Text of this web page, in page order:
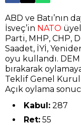
ABD ve Batı’nın
İsveç’in NATO
Parti, MHP, CHP,
Saadet, İYİ,
oyu kullandı.
bırakarak
Teklif Genel
Açık oylama
Kabul: 287
Ret: 55